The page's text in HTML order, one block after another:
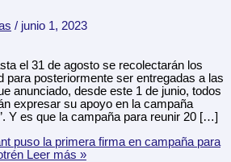
/ junio 1, 2023
el 31 de agosto se recolectarán los
para posteriormente ser entregadas a las
anunciado, desde este 1 de junio, todos
expresar su apoyo en la campaña
Y es que la campaña para reunir 20 […]
puso la primera firma en campaña para
Leer más »